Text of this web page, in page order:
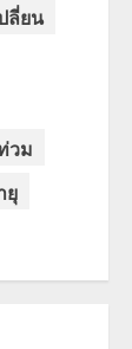
ลี่ยน
วม
ยุ